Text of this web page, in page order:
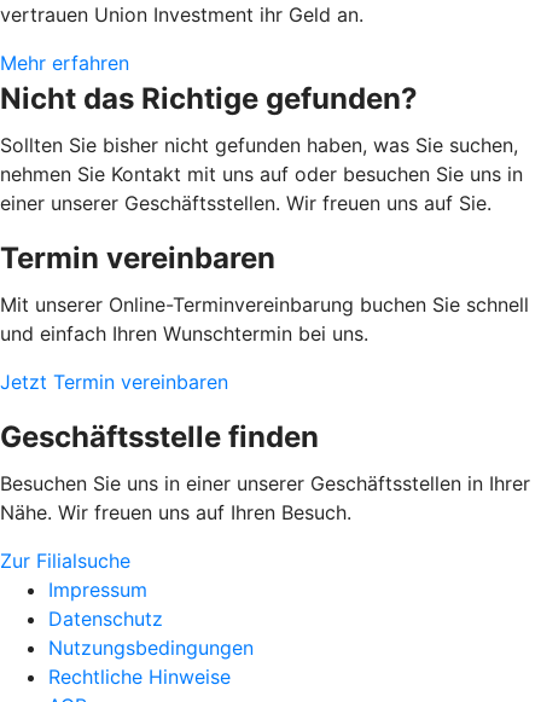
vertrauen Union Investment ihr Geld an.
Mehr erfahren
Nicht das Richtige gefunden?
Sollten Sie bisher nicht gefunden haben, was Sie suchen,
nehmen Sie Kontakt mit uns auf oder besuchen Sie uns in
einer unserer Geschäftsstellen. Wir freuen uns auf Sie.
Termin vereinbaren
Mit unserer Online-Terminvereinbarung buchen Sie schnell
und einfach Ihren Wunschtermin bei uns.
Jetzt Termin vereinbaren
Geschäftsstelle finden
Besuchen Sie uns in einer unserer Geschäftsstellen in Ihrer
Nähe. Wir freuen uns auf Ihren Besuch.
Zur Filialsuche
Impressum
Datenschutz
Nutzungsbedingungen
Rechtliche Hinweise